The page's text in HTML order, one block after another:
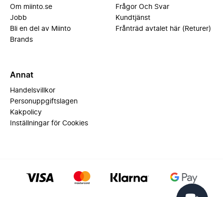
Om miinto.se
Jobb
Bli en del av Miinto
Brands
Frågor Och Svar
Kundtjänst
Frånträd avtalet här (Returer)
Annat
Handelsvillkor
Personuppgiftslagen
Kakpolicy
Inställningar för Cookies